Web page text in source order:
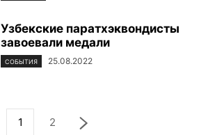
Узбекские паратхэквондисты
завоевали медали
СОБЫТИЯ 25.08.2022
1 2